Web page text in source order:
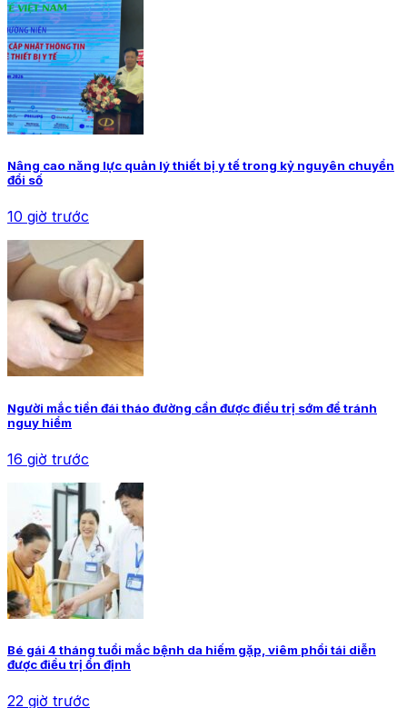
Nâng cao năng lực quản lý thiết bị y tế trong kỷ nguyên chuyển
đổi số
10 giờ trước
Người mắc tiền đái tháo đường cần được điều trị sớm để tránh
nguy hiểm
16 giờ trước
Bé gái 4 tháng tuổi mắc bệnh da hiếm gặp, viêm phổi tái diễn
được điều trị ổn định
22 giờ trước